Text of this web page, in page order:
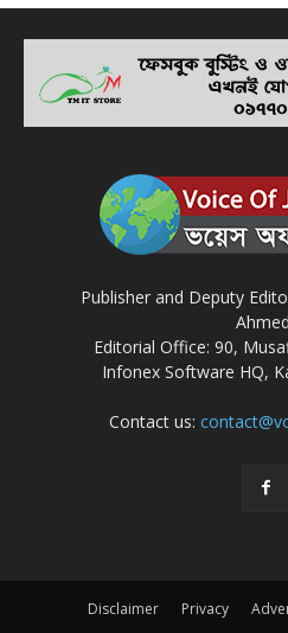
Publisher and Deputy
Editorial Office: 90,
Infonex Software HQ,
Contact us:
Disclaimer Privacy